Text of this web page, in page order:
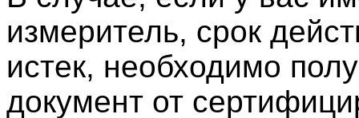
измеритель, срок
истек, необходимо
документ от